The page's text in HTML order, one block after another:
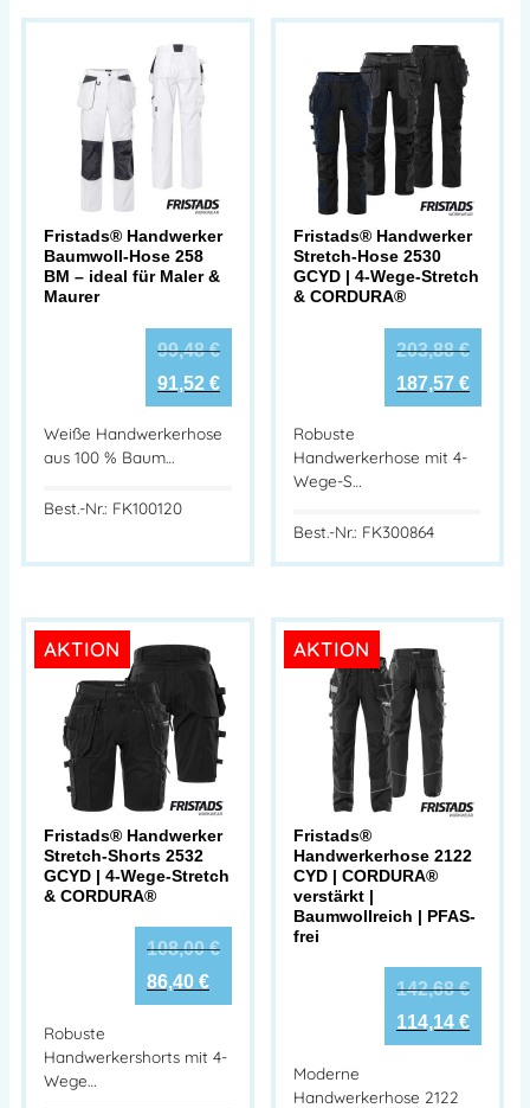
Fristads® Handwerker
Baumwoll-Hose 258
BM – ideal für Maler &
Maurer
99,48€
91,52 €
Weiße Handwerkerhose
aus 100 % Baum…
Best.-Nr.: FK100120
Fristads® Handwerker
Stretch-Hose 2530
GCYD | 4-Wege-Stretch
& CORDURA®
203,88€
187,57 €
Robuste
Handwerkerhose mit 4-
Wege-S…
Best.-Nr.: FK300864
AKTION
Fristads® Handwerker
Stretch-Shorts 2532
GCYD | 4-Wege-Stretch
& CORDURA®
108,00€
86,40 €
Robuste
Handwerkershorts mit 4-
Wege…
AKTION
Fristads®
Handwerkerhose 2122
CYD | CORDURA®
verstärkt |
Baumwollreich | PFAS-
frei
142,68€
114,14 €
Moderne
Handwerkerhose 2122